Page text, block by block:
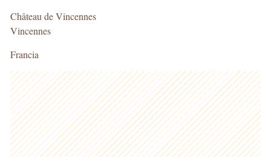
Château de Vincennes
Vincennes
Francia